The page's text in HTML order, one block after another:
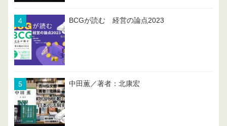
BCGが読む 経営の論点2023
中田薫／著者：北康宏